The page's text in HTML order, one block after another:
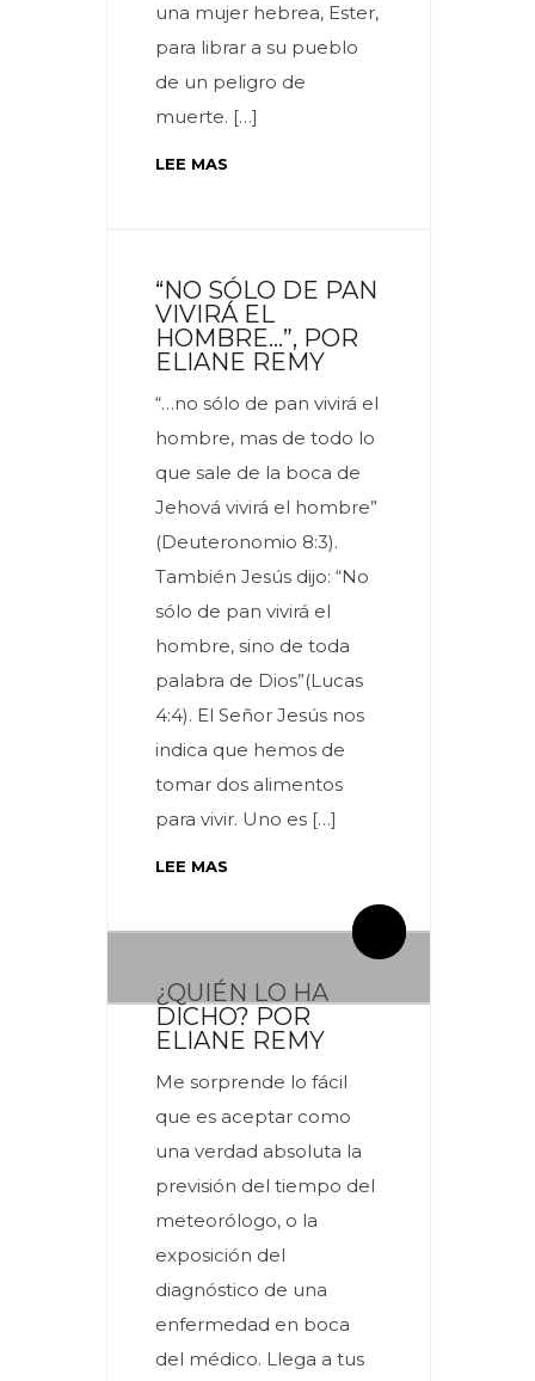
una mujer hebrea, Ester,
para librar a su pueblo
de un peligro de
muerte. […]
LEE MAS
“NO SÓLO DE PAN
VIVIRÁ EL
HOMBRE…”, POR
ELIANE REMY
“…no sólo de pan vivirá el
hombre, mas de todo lo
que sale de la boca de
Jehová vivirá el hombre”
(Deuteronomio 8:3).
También Jesús dijo: “No
sólo de pan vivirá el
hombre, sino de toda
palabra de Dios”(Lucas
4:4). El Señor Jesús nos
indica que hemos de
tomar dos alimentos
para vivir. Uno es […]
LEE MAS
¿QUIÉN LO HA
DICHO? POR
ELIANE REMY
Me sorprende lo fácil
que es aceptar como
una verdad absoluta la
previsión del tiempo del
meteorólogo, o la
exposición del
diagnóstico de una
enfermedad en boca
del médico. Llega a tus